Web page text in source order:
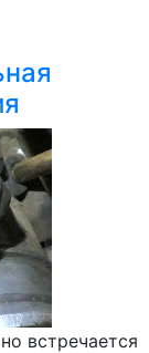
встречается